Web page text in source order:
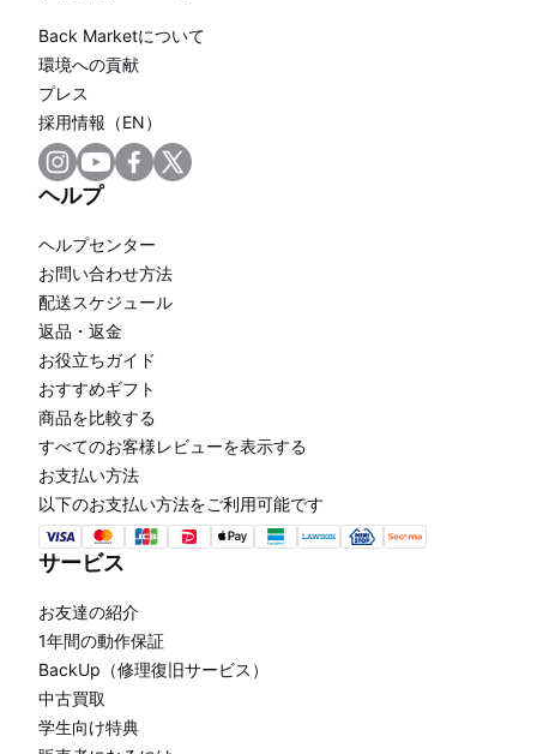
Back Marketについて
環境への貢献
プレス
採用情報（EN）
ヘルプ
ヘルプセンター
お問い合わせ方法
配送スケジュール
返品・返金
お役立ちガイド
おすすめギフト
商品を比較する
すべてのお客様レビューを表示する
お支払い方法
以下のお支払い方法をご利用可能です
サービス
お友達の紹介
1年間の動作保証
BackUp（修理復旧サービス）
中古買取
学生向け特典